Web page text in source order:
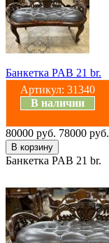
Банкетка PAB 21 br.
Артикул: 31340
В наличии
80000 руб. 78000 руб.
Банкетка PAB 21 br.